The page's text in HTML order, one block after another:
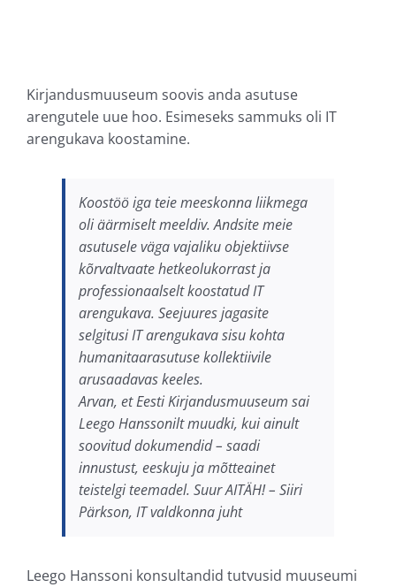
Kirjandusmuuseum soovis anda asutuse
arengutele uue hoo. Esimeseks sammuks oli IT
arengukava koostamine.
Koostöö iga teie meeskonna liikmega
oli äärmiselt meeldiv. Andsite meie
asutusele väga vajaliku objektiivse
kõrvaltvaate hetkeolukorrast ja
professionaalselt koostatud IT
arengukava. Seejuures jagasite
selgitusi IT arengukava sisu kohta
humanitaarasutuse kollektiivile
arusaadavas keeles.
Arvan, et Eesti Kirjandusmuuseum sai
Leego Hanssonilt muudki, kui ainult
soovitud dokumendid – saadi
innustust, eeskuju ja mõtteainet
teistelgi teemadel. Suur AITÄH! – Siiri
Pärkson, IT valdkonna juht
Leego Hanssoni konsultandid tutvusid muuseumi